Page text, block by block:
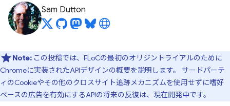
Sam Dutton
Note: この投稿では、FLoCの最初のオリジントライアルのために
Chromeに実装されたAPIデザインの概要を説明します。 サードパーテ
ィのCookieやその他のクロスサイト追跡メカニズムを使用せずに嗜好
ベースの広告を有効にするAPIの将来の反復は、現在開発中です。